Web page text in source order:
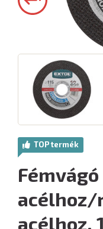
TOP termék
acélhoz/
acélhoz,